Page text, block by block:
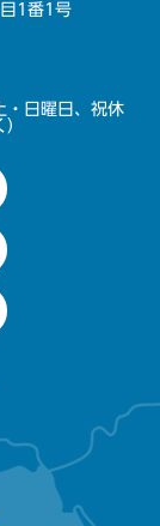
1番1号
日曜日、祝休